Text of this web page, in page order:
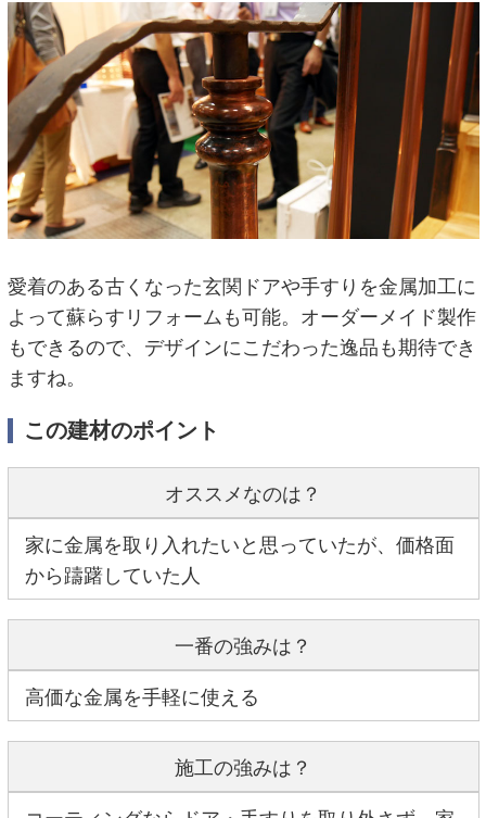
愛着のある古くなった玄関ドアや手すりを金属加工に
よって蘇らすリフォームも可能。オーダーメイド製作
もできるので、デザインにこだわった逸品も期待でき
ますね。
この建材のポイント
オススメなのは？
家に金属を取り入れたいと思っていたが、価格面
から躊躇していた人
一番の強みは？
高価な金属を手軽に使える
施工の強みは？